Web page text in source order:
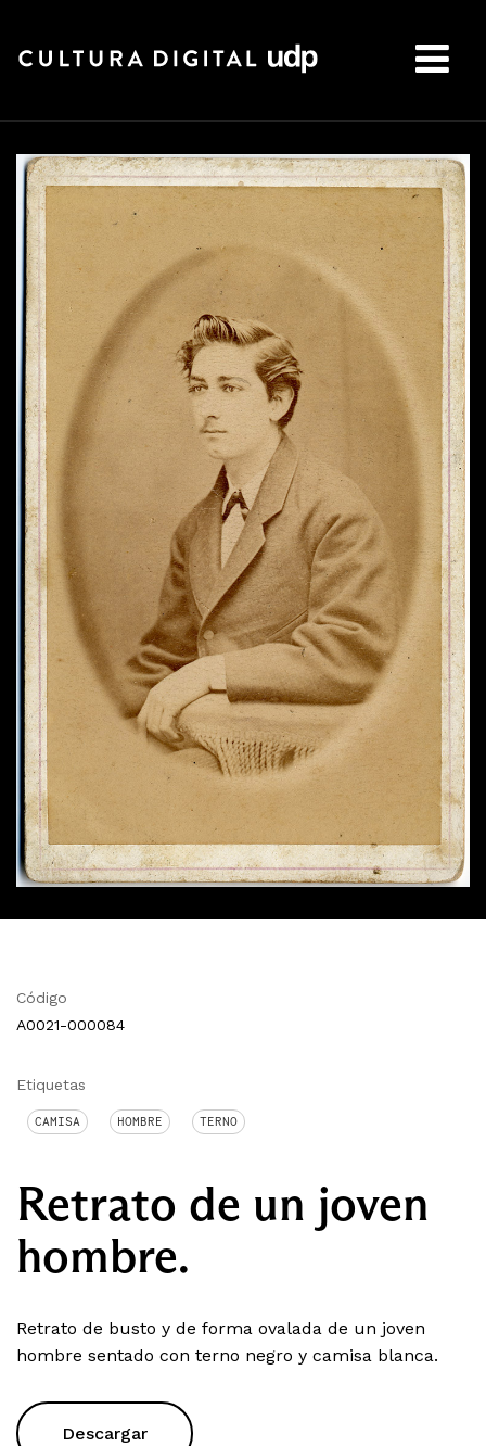
Código
A0021-000084
Etiquetas
CAMISA HOMBRE TERNO
Retrato de un joven
hombre.
Retrato de busto y de forma ovalada de un joven
hombre sentado con terno negro y camisa blanca.
Descargar